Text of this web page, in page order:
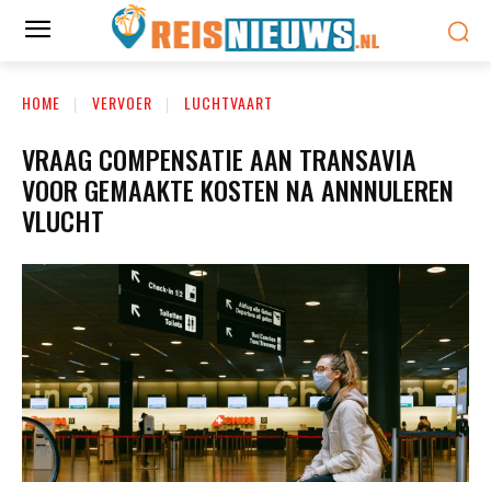
HOME VERVOER LUCHTVAART
VRAAG COMPENSATIE AAN TRANSAVIA
VOOR GEMAAKTE KOSTEN NA ANNNULEREN
VLUCHT